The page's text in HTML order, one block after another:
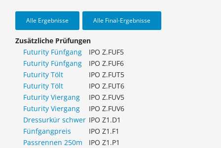
Alle Ergebnisse Alle Final-Ergebnisse
Zusätzliche Prüfungen
Futurity Fünfgang
IPO Z.FUF5
Futurity Fünfgang
IPO Z.FUF6
Futurity Tölt
IPO Z.FUT5
Futurity Tölt
IPO Z.FUT6
Futurity Viergang
IPO Z.FUV5
Futurity Viergang
IPO Z.FUV6
Dressurkür schwer IPO Z1.D1
Fünfgangpreis
IPO Z1.F1
Passrennen 250m
IPO Z1.P1